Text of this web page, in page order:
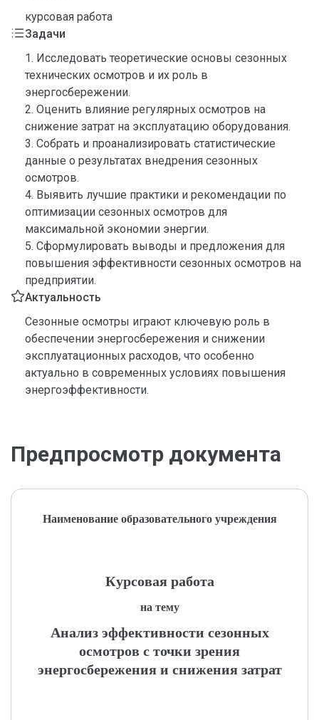
курсовая работа
Задачи
1. Исследовать теоретические основы сезонных
технических осмотров и их роль в
энергосбережении.
2. Оценить влияние регулярных осмотров на
снижение затрат на эксплуатацию оборудования.
3. Собрать и проанализировать статистические
данные о результатах внедрения сезонных
осмотров.
4. Выявить лучшие практики и рекомендации по
оптимизации сезонных осмотров для
максимальной экономии энергии.
5. Сформулировать выводы и предложения для
повышения эффективности сезонных осмотров на
предприятии.
Актуальность
Сезонные осмотры играют ключевую роль в
обеспечении энергосбережения и снижении
эксплуатационных расходов, что особенно
актуально в современных условиях повышения
энергоэффективности.
Предпросмотр документа
Наименование образовательного учреждения
Курсовая работа
на тему
Анализ эффективности сезонных
осмотров с точки зрения
энергосбережения и снижения затрат